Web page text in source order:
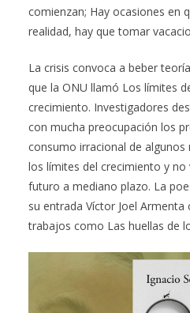
comienzan; Hay ocasiones en
realidad, hay que tomar
La crisis convoca a beber
que la ONU llamó Los límites
crecimiento. Investigadores
con mucha preocupación los
consumo irracional de
los límites del crecimiento y
futuro a mediano plazo. La
su entrada Víctor Joel
trabajos como Las huellas de